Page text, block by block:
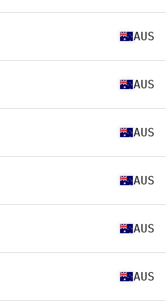
AUS
AUS
AUS
AUS
AUS
AUS